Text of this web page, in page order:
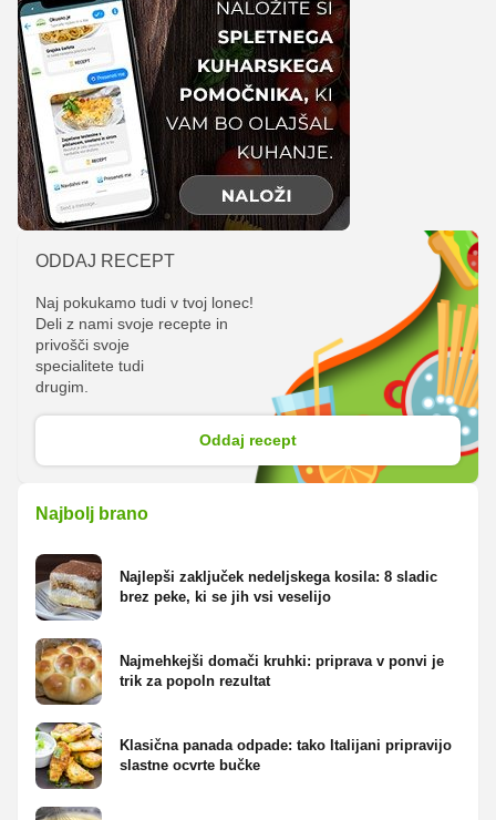
ODDAJ RECEPT
Naj pokukamo tudi v tvoj lonec!
Deli z nami svoje recepte in
privošči svoje
specialitete tudi
drugim.
Oddaj recept
Najbolj brano
Najlepši zaključek nedeljskega kosila: 8 sladic
brez peke, ki se jih vsi veselijo
Najmehkejši domači kruhki: priprava v ponvi je
trik za popoln rezultat
Klasična panada odpade: tako Italijani pripravijo
slastne ocvrte bučke